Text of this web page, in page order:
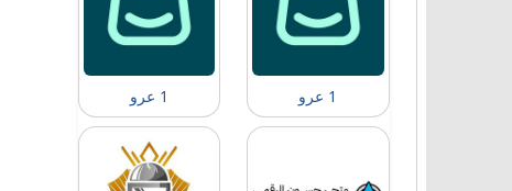
1 عرو 1 عرو